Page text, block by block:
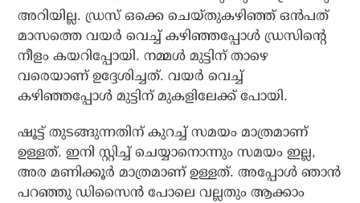
അറിയില്ല. ഡ്രസ് ഒക്കെ ചെയ്തുകഴിഞ്ഞ് ഒന്‍പത്
മാസത്തെ വയര്‍ വെച്ച് കഴിഞ്ഞപ്പോള്‍ ഡ്രസിന്റെ
നീളം കയറിപ്പോയി. നമ്മള്‍ മുട്ടിന് താഴെ
വരെയാണ് ഉദ്ദേശിച്ചത്. വയര്‍ വെച്ച്
കഴിഞ്ഞപ്പോള്‍ മുട്ടിന് മുകളിലേക്ക് പോയി.
ഷൂട്ട് തുടങ്ങുന്നതിന് കുറച്ച് സമയം മാത്രമാണ്
ഉള്ളത്. ഇനി സ്റ്റിച്ച് ചെയ്യാനൊന്നും സമയം ഇല്ല,
അര മണിക്കൂര്‍ മാത്രമാണ് ഉള്ളത്. അപ്പോള്‍ ഞാന്‍
പറഞ്ഞു ഡിസൈന്‍ പോലെ വല്ലതും ആക്കാം